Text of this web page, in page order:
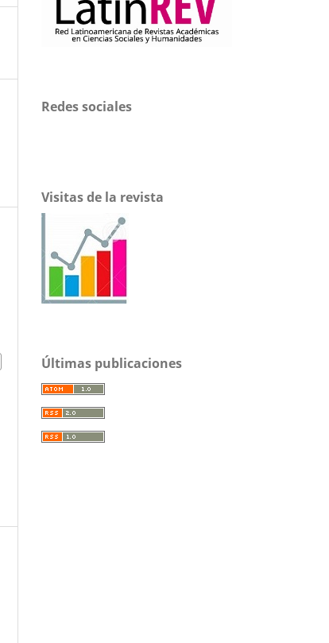
Redes sociales
Visitas de la revista
Últimas publicaciones